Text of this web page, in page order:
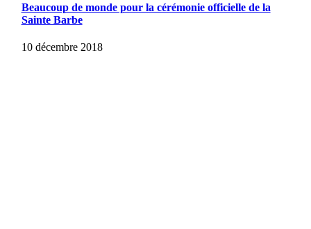
Beaucoup de monde pour la cérémonie officielle de la
Sainte Barbe
10 décembre 2018